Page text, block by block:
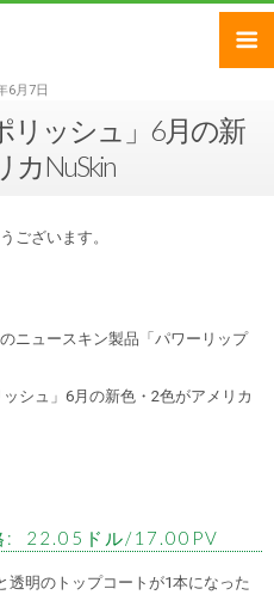
6月7日
リッシュ」6月の新
カNuSkin
ございます。
ニュースキン製品「パワーリップ
シュ」6月の新色・2色がアメリカ
: 22.05ドル/17.00PV
明のトップコートが1本になった